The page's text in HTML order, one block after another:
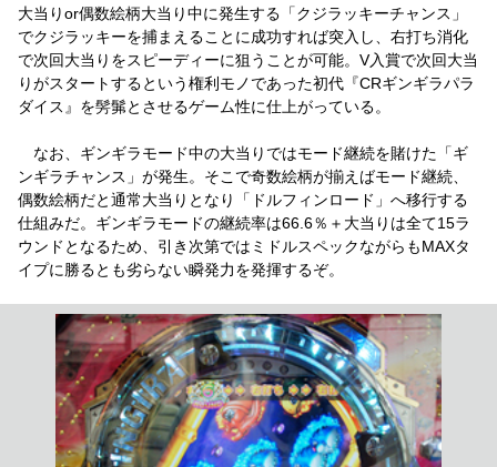
大当りor偶数絵柄大当り中に発生する「クジラッキーチャンス」
でクジラッキーを捕まえることに成功すれば突入し、右打ち消化
で次回大当りをスピーディーに狙うことが可能。V入賞で次回大当
りがスタートするという権利モノであった初代『CRギンギラパラ
ダイス』を髣髴とさせるゲーム性に仕上がっている。
なお、ギンギラモード中の大当りではモード継続を賭けた「ギ
ンギラチャンス」が発生。そこで奇数絵柄が揃えばモード継続、
偶数絵柄だと通常大当りとなり「ドルフィンロード」へ移行する
仕組みだ。ギンギラモードの継続率は66.6％＋大当りは全て15ラ
ウンドとなるため、引き次第ではミドルスペックながらもMAXタ
イプに勝るとも劣らない瞬発力を発揮するぞ。